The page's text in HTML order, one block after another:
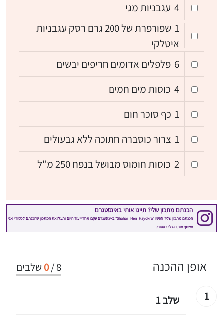
4 עגבניות מגי
1
שפורפרת של 200 גרם רסק עגבניות
איטלקי
6 פלפלים אדומים חריפים יבשים
4 כוסות מים חמים
1 כף סוכר חום
1 צרור כוסברה חתוכה ללא גבעולים
2 כוסות חומוס מבושל בנפח 250 מ"ל
8
/
0 שלבים אופן ההכנה
1 שלב 1